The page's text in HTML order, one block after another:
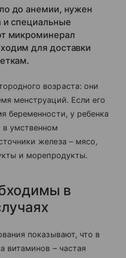
до анемии, нужен
и специальные
микроминерал
для доставки
возраста: они
менструаций. Если его
беременности, у ребенка
в умственном
железа – мясо,
и морепродукты.
в
показывают, что в
витаминов – частая